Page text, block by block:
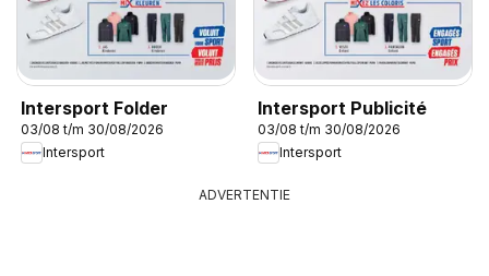
Intersport Folder
03/08 t/m 30/08/2026
Intersport
Intersport Publicité
03/08 t/m 30/08/2026
Intersport
ADVERTENTIE